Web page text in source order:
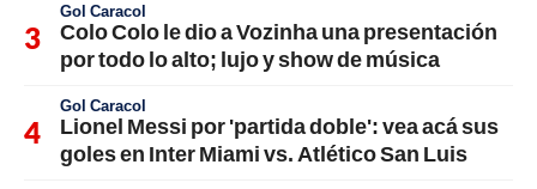
Gol Caracol
Colo Colo le dio a Vozinha una presentación
por todo lo alto; lujo y show de música
Gol Caracol
Lionel Messi por 'partida doble': vea acá sus
goles en Inter Miami vs. Atlético San Luis